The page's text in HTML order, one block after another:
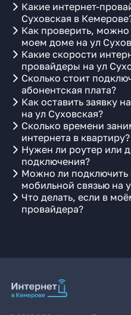
Какие интернет-
Суховская в
Как проверить, можно
моем доме на ул
Какие скорости
провайдеры на ул
Сколько стоит
абонентская плата?
Как оставить заявку
на ул Суховская?
Сколько времени
интернета в квартиру?
Нужен ли роутер или
подключения?
Можно ли подключить
мобильной связью на
Что делать, если в
провайдера?